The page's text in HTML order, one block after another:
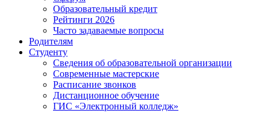
Образовательный кредит
Рейтинги 2026
Часто задаваемые вопросы
Родителям
Студенту
Сведения об образовательной организации
Современные мастерские
Расписание звонков
Дистанционное обучение
ГИС «Электронный колледж»